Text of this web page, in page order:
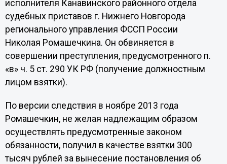
исполнителя Канавинского районного отдела
судебных приставов г. Нижнего Новгорода
регионального управления ФССП России
Николая Ромашечкина. Он обвиняется в
совершении преступления, предусмотренного п.
«в» ч. 5 ст. 290 УК РФ (получение должностным
лицом взятки).
По версии следствия в ноябре 2013 года
Ромашечкин, не желая надлежащим образом
осуществлять предусмотренные законом
обязанности, получил в качестве взятки 300
тысяч рублей за вынесение постановления об